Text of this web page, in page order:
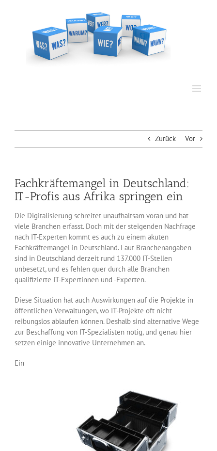
Zurück Vor
Fachkräftemangel in Deutschland:
IT-Profis aus Afrika springen ein
Die Digitalisierung schreitet unaufhaltsam voran und hat
viele Branchen erfasst. Doch mit der steigenden Nachfrage
nach IT-Experten kommt es auch zu einem akuten
Fachkräftemangel in Deutschland. Laut Branchenangaben
sind in Deutschland derzeit rund 137.000 IT-Stellen
unbesetzt, und es fehlen quer durch alle Branchen
qualifizierte IT-Expertinnen und -Experten.
Diese Situation hat auch Auswirkungen auf die Projekte in
öffentlichen Verwaltungen, wo IT-Projekte oft nicht
reibungslos ablaufen können. Deshalb sind alternative Wege
zur Beschaffung von IT-Spezialisten nötig, und genau hier
setzen einige innovative Unternehmen an.
Ein